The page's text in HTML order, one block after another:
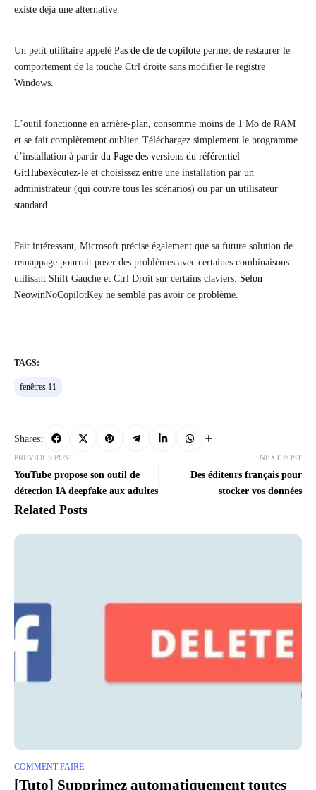
existe déjà une alternative.
Un petit utilitaire appelé Pas de clé de copilote permet de restaurer le
comportement de la touche Ctrl droite sans modifier le registre
Windows.
L’outil fonctionne en arrière-plan, consomme moins de 1 Mo de RAM
et se fait complètement oublier. Téléchargez simplement le programme
d’installation à partir du Page des versions du référentiel
GitHubexécutez-le et choisissez entre une installation par un
administrateur (qui couvre tous les scénarios) ou par un utilisateur
standard.
Fait intéressant, Microsoft précise également que sa future solution de
remappage pourrait poser des problèmes avec certaines combinaisons
utilisant Shift Gauche et Ctrl Droit sur certains claviers. Selon
NeowinNoCopilotKey ne semble pas avoir ce problème.
TAGS:
fenêtres 11
Shares:
PREVIOUS POST
YouTube propose son outil de
détection IA deepfake aux adultes
NEXT POST
Des éditeurs français pour
stocker vos données
Related Posts
COMMENT FAIRE
[Tuto] Supprimez automatiquement toutes